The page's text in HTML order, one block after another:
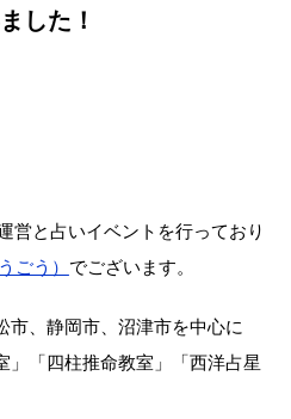
した！
営と占いイベントを行っており
ごう） でございます。
市、静岡市、沼津市を中心に
」「四柱推命教室」「西洋占星